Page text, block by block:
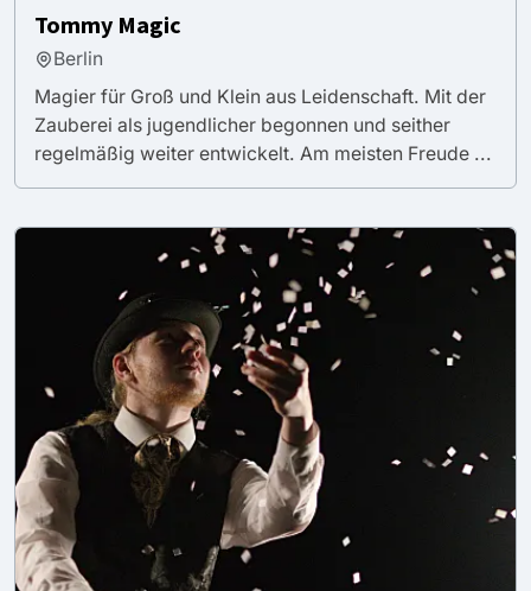
Tommy Magic
Berlin
Magier für Groß und Klein aus Leidenschaft. Mit der
Zauberei als jugendlicher begonnen und seither
regelmäßig weiter entwickelt. Am meisten Freude ...